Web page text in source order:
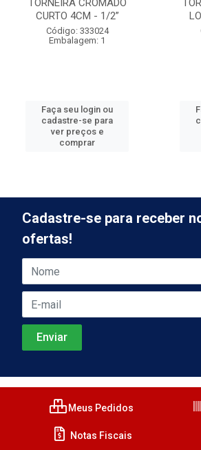
TORNEIRA CROMADO
CURTO 4CM - 1/2”
Código: 333024
Embalagem: 1
Faça seu login ou
cadastre-se para
ver preços e
comprar
Cadastre-se para receber
ofertas!
Meus Pedidos
Notas Fiscais